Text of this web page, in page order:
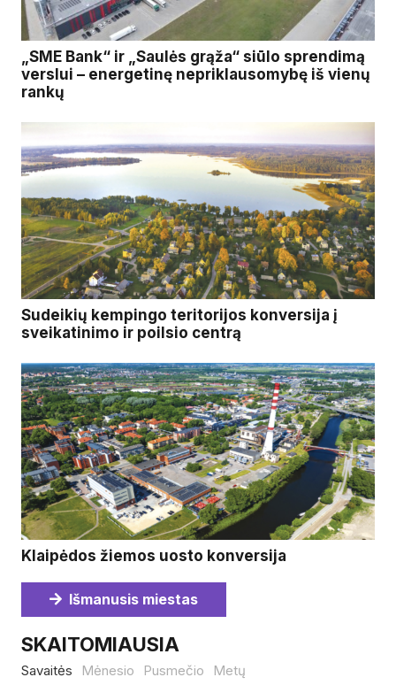
„SME Bank“ ir „Saulės grąža“ siūlo sprendimą
verslui – energetinę nepriklausomybę iš vienų
rankų
Sudeikių kempingo teritorijos konversija į
sveikatinimo ir poilsio centrą
Klaipėdos žiemos uosto konversija
Išmanusis miestas
SKAITOMIAUSIA
Savaitės Mėnesio Pusmečio Metų